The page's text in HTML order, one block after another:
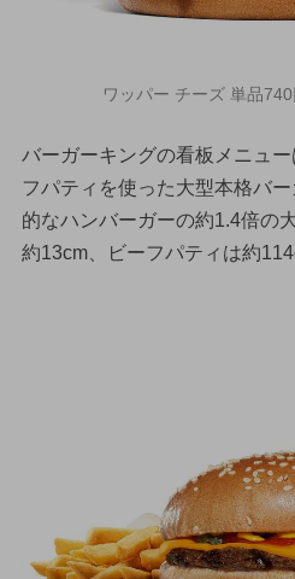
ワッパー チーズ 単品
バーガーキングの看板メニュ
フパティを使った大型本格バ
的なハンバーガーの約1.4倍の
約13cm、ビーフパティは約